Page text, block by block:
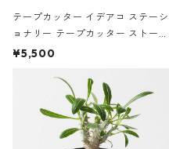
テープカッター イデアコ ステーシ
ョナリー テープカッター ストーン
サンドカラー 石調 ideaco Station
¥5,500